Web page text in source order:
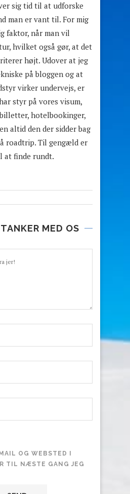
sig tid til at udforske
man er vant til. For mig
faktor, når man vil
hvilket også gør, at det
højt. Udover at jeg
på bloggen og at
virker undervejs, er
styr på vores visum,
hotelbookinger,
altid den der sidder bag
roadtrip. Til gengæld er
at finde rundt.
MED OS
OG WEBSTED I
TIL NÆSTE GANG JEG